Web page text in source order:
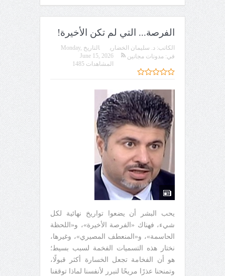
الفرصة... التي لم تكن الأخيرة!
الكاتب: د. سليمان الخضاري التاريخ Monday,
June 15, 2026
في: مدونات مجانين
المشاهدات 1485
يحب البشر أن يضعوا تواريخ نهائية لكل
شيء، فهناك «الفرصة الأخيرة»، و«اللحظة
الحاسمة»، و«المنعطف المصيري»، وغيرها،
نختار هذه التسميات الفخمة لسبب بسيط؛
هو أن الفخامة تجعل الخسارة أكثر قبولًا،
وتمنحنا عذرًا مريحًا لنبرر لأنفسنا لماذا توقفنا